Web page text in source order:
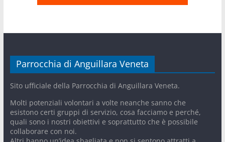
Parrocchia di Anguillara Veneta
Sito ufficiale della Parrocchia di Anguillara Veneta.
Molti potenziali volontari a volte neanche sanno che
esistono certi gruppi di servizio, cosa facciamo e perché,
quali sono i nostri obiettivi e soprattutto che è possibile
collaborare con noi.